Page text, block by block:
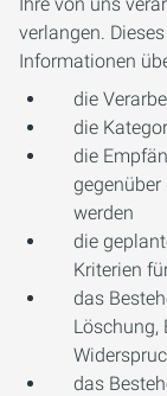
verlangen.
Informationen
die
die
die
gegenüber
werden
die
Kriterien
das
Löschung,
das